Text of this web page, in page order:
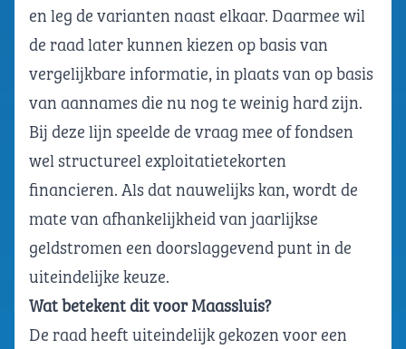
en leg de varianten naast elkaar. Daarmee wil
de raad later kunnen kiezen op basis van
vergelijkbare informatie, in plaats van op basis
van aannames die nu nog te weinig hard zijn.
Bij deze lijn speelde de vraag mee of fondsen
wel structureel exploitatietekorten
financieren. Als dat nauwelijks kan, wordt de
mate van afhankelijkheid van jaarlijkse
geldstromen een doorslaggevend punt in de
uiteindelijke keuze.
Wat betekent dit voor Maassluis?
De raad heeft uiteindelijk gekozen voor een